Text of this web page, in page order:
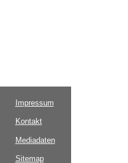
Impressum
Kontakt
Mediadaten
Sitemap